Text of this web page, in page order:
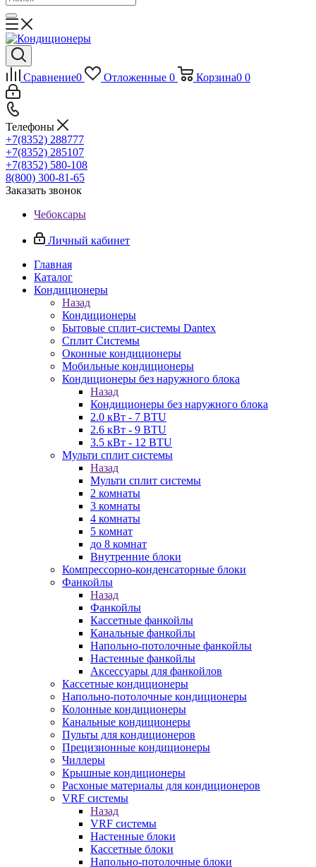
Сравнение0 Отложенные 0 Корзина0 0
Телефоны
+7(8352) 288777
+7(8352) 285107
+7(8352) 580-108
8(800) 300-81-65
Заказать звонок
Чебоксары
Личный кабинет
Главная
Каталог
Кондиционеры
Назад
Кондиционеры
Бытовые сплит-системы Dantex
Сплит Системы
Оконные кондиционеры
Мобильные кондиционеры
Кондиционеры без наружного блока
Назад
Кондиционеры без наружного блока
2.0 кВт - 7 BTU
2.6 кВт - 9 BTU
3.5 кВт - 12 BTU
Мульти сплит системы
Назад
Мульти сплит системы
2 комнаты
3 комнаты
4 комнаты
5 комнат
до 8 комнат
Внутренние блоки
Компрессорно-конденсаторные блоки
Фанкойлы
Назад
Фанкойлы
Кассетные фанкойлы
Канальные фанкойлы
Напольно-потолочные фанкойлы
Настенные фанкойлы
Аксессуары для фанкойлов
Кассетные кондиционеры
Напольно-потолочные кондиционеры
Колонные кондиционеры
Канальные кондиционеры
Пульты для кондиционеров
Прецизионные кондиционеры
Чиллеры
Крышные кондиционеры
Расхоные материалы для кондиционеров
VRF системы
Назад
VRF системы
Настенные блоки
Кассетные блоки
Напольно-потолочные блоки